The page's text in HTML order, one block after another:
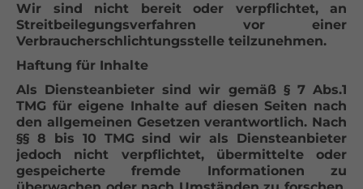
Wir sind nicht bereit oder verpflichtet, an
Streitbeilegungsverfahren vor einer
Verbraucherschlichtungsstelle teilzunehmen.
Haftung für Inhalte
Als Diensteanbieter sind wir gemäß § 7 Abs.1
TMG für eigene Inhalte auf diesen Seiten nach
den allgemeinen Gesetzen verantwortlich. Nach
§§ 8 bis 10 TMG sind wir als Diensteanbieter
jedoch nicht verpflichtet, übermittelte oder
gespeicherte fremde Informationen zu